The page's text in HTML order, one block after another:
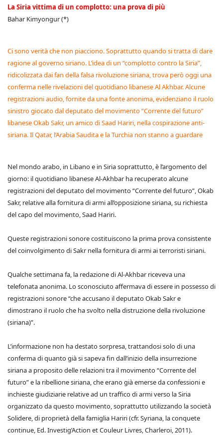
La Siria vittima di un complotto: una prova di più
Bahar Kimyongur (*)
Ci sono verità che non piacciono. Soprattutto quando si tratta di dare
ragione al governo siriano. L’idea di un “complotto contro la Siria”,
ridicolizzata dai fan della falsa rivoluzione siriana, trova però oggi una
conferma nelle rivelazioni del quotidiano libanese Al Akhbar. Alcune
registrazioni audio, fornite da una fonte anonima, evidenziano il ruolo
sinistro giocato dal deputato del movimento “Corrente del futuro”
libanese Okab Sakr, un amico di Saad Hariri, nella cospirazione anti-
siriana. Il Qatar, l’Arabia Saudita e la Turchia non stanno a guardare
Nel mondo arabo, in Libano e in Siria soprattutto, è l’argomento del
giorno: il quotidiano libanese Al-Akhbar ha recuperato alcune
registrazioni del deputato del movimento “Corrente del futuro”, Okab
Sakr, relative alla fornitura di armi all’opposizione siriana, su richiesta
del capo del movimento, Saad Hariri.
Queste registrazioni sonore costituiscono la prima prova consistente
del coinvolgimento di Sakr nella fornitura di armi ai terroristi siriani.
Qualche settimana fa, la redazione di Al-Akhbar riceveva una
telefonata anonima. Lo sconosciuto affermava di essere in possesso di
registrazioni sonore “che accusano il deputato Okab Sakr e
dimostrano il ruolo che ha svolto nella distruzione della rivoluzione
(siriana)”.
L’informazione non ha destato sorpresa, trattandosi solo di una
conferma di quanto già si sapeva fin dall’inizio della insurrezione
siriana a proposito delle relazioni tra il movimento “Corrente del
futuro” e la ribellione siriana, che erano già emerse da confessioni e
inchieste giudiziarie relative ad un traffico di armi verso la Siria
organizzato da questo movimento, soprattutto utilizzando la società
Solidere, di proprietà della famiglia Hariri (cfr. Syriana, la conquete
continue, Ed. Investig’Action et Couleur Livres, Charleroi, 2011).